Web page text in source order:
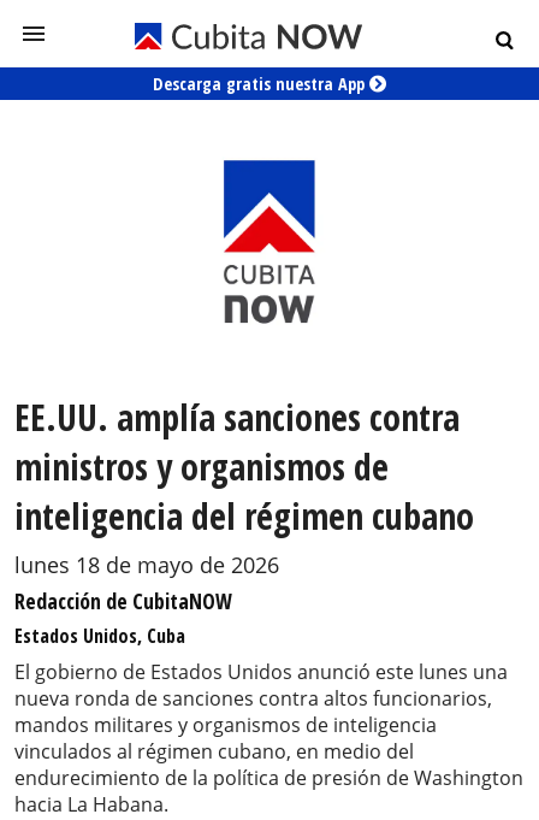
Descarga gratis nuestra App
EE.UU. amplía sanciones contra
ministros y organismos de
inteligencia del régimen cubano
lunes 18 de mayo de 2026
Redacción de CubitaNOW
Estados Unidos, Cuba
El gobierno de Estados Unidos anunció este lunes una
nueva ronda de sanciones contra altos funcionarios,
mandos militares y organismos de inteligencia
vinculados al régimen cubano, en medio del
endurecimiento de la política de presión de Washington
hacia La Habana.